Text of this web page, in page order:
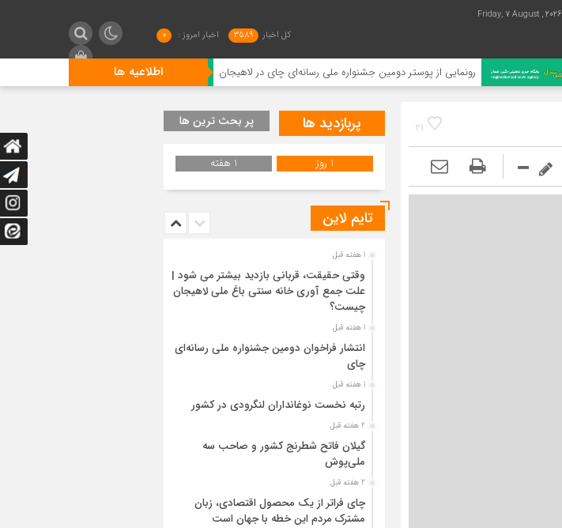
Friday, 7 August , 2026
کل اخبار 3589 اخبار امروز : 0
اطلاعیه ها رونمایی از پوستر دومین جشنواره ملی رسانه‌ای چای در لاهیجان ستون استوار صیانت از جمهوریت و
21 پربازدید ها پر بحث ترین ها
1 روز 1 هفته
تایم لاین
1 هفته قبل
وقتی حقیقت، قربانی بازدید بیشتر می شود |
علت جمع آوری خانه سنتی باغ ملی لاهیجان
چیست؟
1 هفته قبل
انتشار فراخوان دومین جشنواره ملی رسانه‌ای
چای
1 هفته قبل
رتبه نخست نوغانداران لنگرودی در کشور
2 هفته قبل
گیلان فاتح شطرنج کشور و صاحب سه
ملی‌پوش
2 هفته قبل
چای فراتر از یک محصول اقتصادی، زبان
مشترک مردم این خطه با جهان است